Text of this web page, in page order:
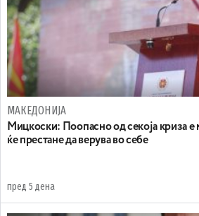
МАКЕДОНИЈА
Мицкоски: Поопасно од секоја криза е
ќе престане да верува во себе
пред 5 дена